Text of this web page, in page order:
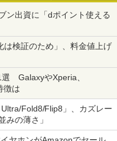
ン出資に「dポイント使える
は検証のため」、料金値上げ
GalaxyやXperia、
徴は
Fold8/Flip8」、カズレー
みの薄さ」